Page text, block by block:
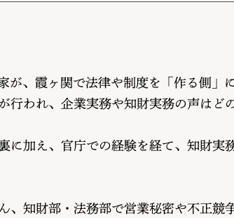
が、霞ヶ関で法律や制度を「作る側」
われ、企業実務や知財実務の声はど
に加え、官庁での経験を経て、知財実
、知財部・法務部で営業秘密や不正競